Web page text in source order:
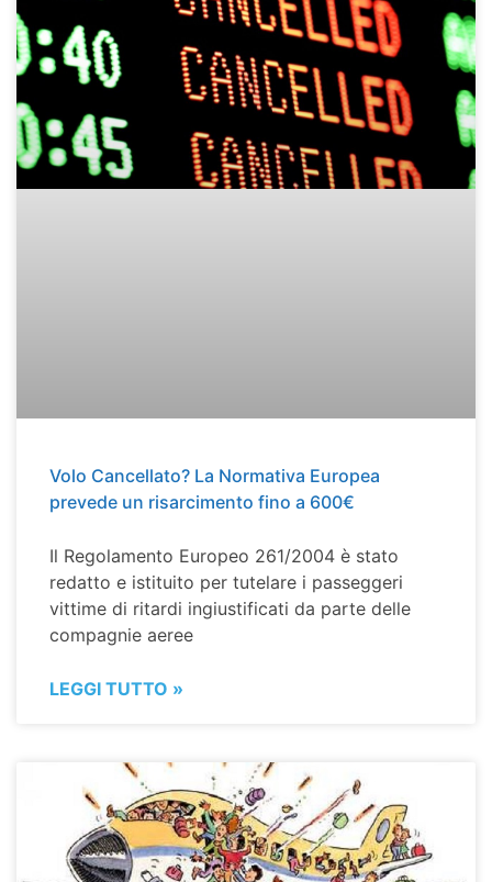
Volo Cancellato? La Normativa Europea
prevede un risarcimento fino a 600€
Il Regolamento Europeo 261/2004 è stato
redatto e istituito per tutelare i passeggeri
vittime di ritardi ingiustificati da parte delle
compagnie aeree
LEGGI TUTTO »